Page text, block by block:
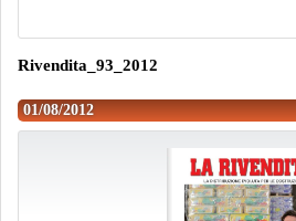
Rivendita_93_2012
01/08/2012